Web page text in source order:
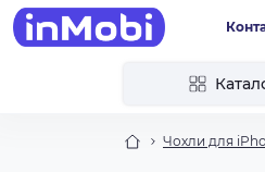
Чохли для